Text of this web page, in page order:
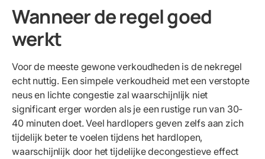
Wanneer de regel goed
werkt
Voor de meeste gewone verkoudheden is de nekregel
echt nuttig. Een simpele verkoudheid met een verstopte
neus en lichte congestie zal waarschijnlijk niet
significant erger worden als je een rustige run van 30-
40 minuten doet. Veel hardlopers geven zelfs aan zich
tijdelijk beter te voelen tijdens het hardlopen,
waarschijnlijk door het tijdelijke decongestieve effect